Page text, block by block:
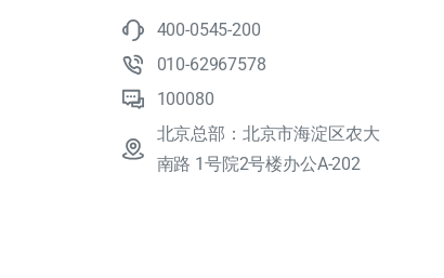
400-0545-200
010-62967578
100080
北京总部：北京市海淀区农大
南路 1号院2号楼办公A-202